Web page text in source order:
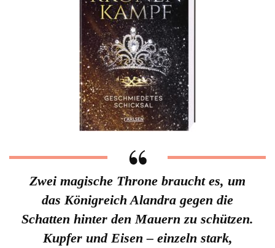
Zwei magische Throne braucht es, um
das Königreich Alandra gegen die
Schatten hinter den Mauern zu schützen.
Kupfer und Eisen – einzeln stark,